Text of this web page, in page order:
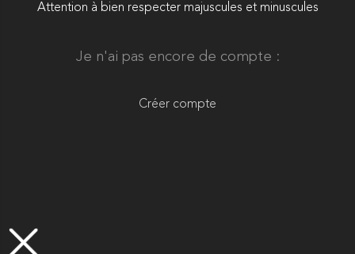
Attention à bien respecter majuscules et minuscules
Je n'ai pas encore de compte :
Créer compte